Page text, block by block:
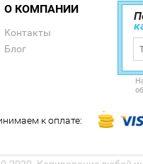
О КОМПАНИИ
Контакты
Блог
к оплате: